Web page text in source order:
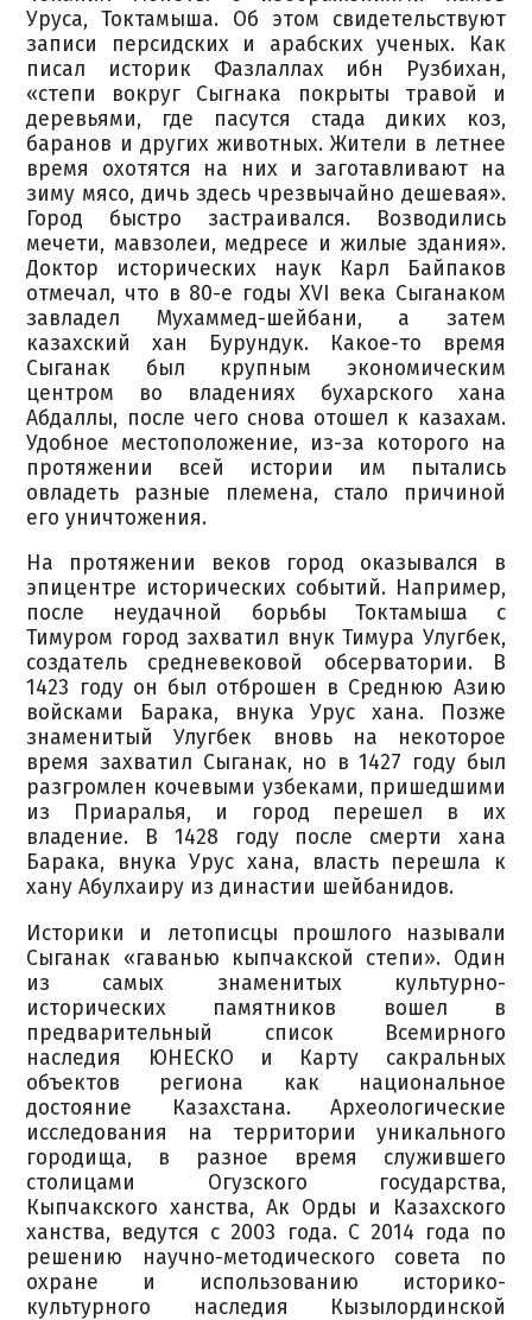
Уруса, Токтамыша. Об этом свидетельствуют
записи персидских и арабских ученых. Как
писал историк Фазлаллах ибн Рузбихан,
«степи вокруг Сыгнака покрыты травой и
деревьями, где пасутся стада диких коз,
баранов и других животных. Жители в летнее
время охотятся на них и заготавливают на
зиму мясо, дичь здесь чрезвычайно дешевая».
Город быстро застраивался. Возводились
мечети, мавзолеи, медресе и жилые здания».
Доктор исторических наук Карл Байпаков
отмечал, что в 80-е годы XVI века Сыганаком
завладел Мухаммед-шейбани, а затем
казахский хан Бурундук. Какое-то время
Сыганак был крупным экономическим
центром во владениях бухарского хана
Абдаллы, после чего снова отошел к казахам.
Удобное местоположение, из-за которого на
протяжении всей истории им пытались
овладеть разные племена, стало причиной
его уничтожения.
На протяжении веков город оказывался в
эпицентре исторических событий. Например,
после неудачной борьбы Токтамыша с
Тимуром город захватил внук Тимура Улугбек,
создатель средневековой обсерватории. В
1423 году он был отброшен в Среднюю Азию
войсками Барака, внука Урус хана. Позже
знаменитый Улугбек вновь на некоторое
время захватил Сыганак, но в 1427 году был
разгромлен кочевыми узбеками, пришедшими
из Приаралья, и город перешел в их
владение. В 1428 году после смерти хана
Барака, внука Урус хана, власть перешла к
хану Абулхаиру из династии шейбанидов.
Историки и летописцы прошлого называли
Сыганак «гаванью кыпчакской степи». Один
из самых знаменитых культурно-
исторических памятников вошел в
предварительный список Всемирного
наследия ЮНЕСКО и Карту сакральных
объектов региона как национальное
достояние Казахстана. Археологические
исследования на территории уникального
городища, в разное время служившего
столицами Огузского государства,
Кыпчакского ханства, Ак Орды и Казахского
ханства, ведутся с 2003 года. С 2014 года по
решению научно-методического совета по
охране и использованию историко-
культурного наследия Кызылординской